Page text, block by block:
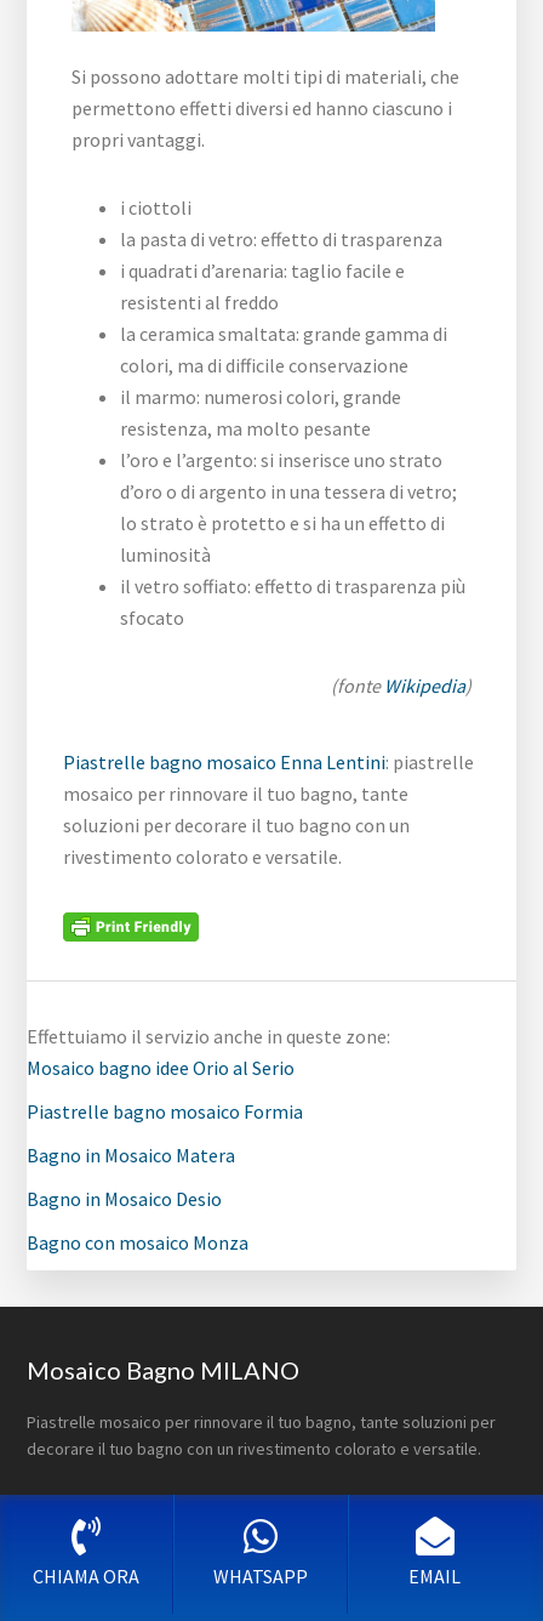
Si possono adottare molti tipi di materiali, che
permettono effetti diversi ed hanno ciascuno i
propri vantaggi.
i ciottoli
la pasta di vetro: effetto di trasparenza
i quadrati d’arenaria: taglio facile e
resistenti al freddo
la ceramica smaltata: grande gamma di
colori, ma di difficile conservazione
il marmo: numerosi colori, grande
resistenza, ma molto pesante
l’oro e l’argento: si inserisce uno strato
d’oro o di argento in una tessera di vetro;
lo strato è protetto e si ha un effetto di
luminosità
il vetro soffiato: effetto di trasparenza più
sfocato
(fonte Wikipedia)
Piastrelle bagno mosaico Enna Lentini: piastrelle
mosaico per rinnovare il tuo bagno, tante
soluzioni per decorare il tuo bagno con un
rivestimento colorato e versatile.
Effettuiamo il servizio anche in queste zone:
Mosaico bagno idee Orio al Serio
Piastrelle bagno mosaico Formia
Bagno in Mosaico Matera
Bagno in Mosaico Desio
Bagno con mosaico Monza
Footer
Mosaico Bagno MILANO
Piastrelle mosaico per rinnovare il tuo bagno, tante soluzioni per
decorare il tuo bagno con un rivestimento colorato e versatile.
INDIRIZZO:
Via Giovanni da Udine 34
20156 Milano MI
CHIAMA ORA WHATSAPP EMAIL